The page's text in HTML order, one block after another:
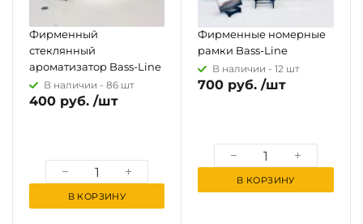
Фирменный
стеклянный
ароматизатор Bass-Line
В наличии - 86 шт
400 руб. /шт
В КОРЗИНУ
Фирменные номерные
рамки Bass-Line
В наличии - 12 шт
700 руб. /шт
В КОРЗИНУ